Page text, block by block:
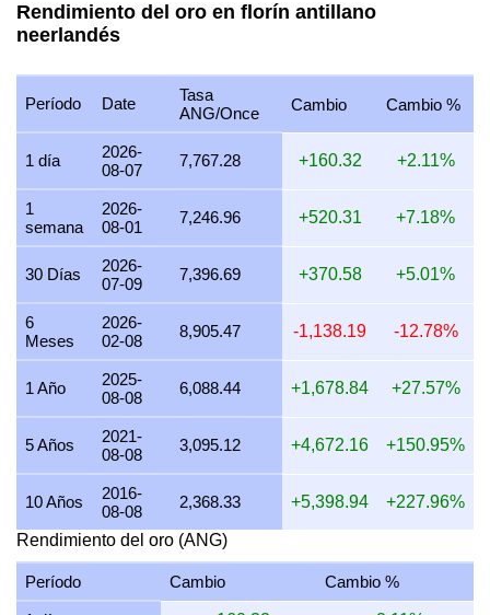
29 julio 2026
28 julio 2026 7,217.74 232.05 174.04 135.75
27 julio 2026 7,306.12 234.89 176.17 137.41
26 julio 2026 7,246.96 232.99 174.74 136.30
25 julio 2026 7,246.96 232.99
24 julio 2026 7,276.42 233.94 175.45 136.85
23 julio 2026 7,246.96 232.99 174.74 136.30
22 julio 2026 7,427.39 238.79
21 julio 2026 7,276.42 233.94 175.45 136.85
20 julio 2026 7,160.00 230.19 172.65 134.66
19 julio 2026 7,188.76 231.12
18 julio 2026 7,188.76
17 julio 2026 7,188.76 231.12 173.34 135.20
16 julio 2026 7,131.47 229.28
15 julio 2026 7,276.42 175.45
14 julio 2026 233.94 136.85
Rendimiento del oro en florín antillano
neerlandés
Período Date
Tasa
ANG/Once
Cambio Cambio %
1 día
2026-
08-07
7,767.28 +160.32 +2.11%
1
semana
2026-
08-01
7,246.96 +520.31 +7.18%
30 Días
2026-
07-09
7,396.69 +370.58 +5.01%
6
Meses
2026-
02-08
8,905.47 -1,138.19 -12.78%
1 Año
2025-
08-08
6,088.44 +1,678.84 +27.57%
5 Años
2021-
08-08
3,095.12 +4,672.16 +150.95%
10 Años
2016-
08-08
2,368.33 +5,398.94 +227.96%
Rendimiento del oro (ANG)
Período Cambio Cambio %